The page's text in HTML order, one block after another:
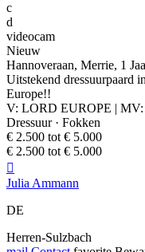
c
d
videocam
Nieuw
Hannoveraan, Merrie, 1
Uitstekend dressuurpaard
Europe!!
V: LORD EUROPE |
Dressuur · Fokken
€ 2.500 tot € 5.000
€ 2.500 tot € 5.000

Julia Ammann
DE
Herren-Sulzbach